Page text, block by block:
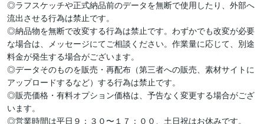
◎ラフスケッチや正式納品前のデータを無断で使用したり、外部へ
流出させる行為は禁止です。
◎納品物を無断で改変する行為は禁止です。わずかでも改変が必要
な場合は、メッセージにてご相談ください。作業量に応じて、別途
料金が発生する場合がございます。
◎データそのものを販売・再配布（第三者への販売、素材サイトに
アップロードするなど）する行為は禁止です。
◎販売価格・有料オプション価格は、予告なく変更する場合がござ
います。
◎営業時間は平日９：３０〜１７：００、土日祝はお休みです。